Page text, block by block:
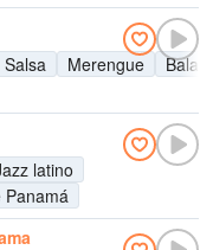
Salsa Merengue
latino
Panamá